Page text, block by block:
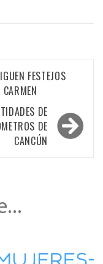
FESTEJOS
DE
DE
CANCÚN